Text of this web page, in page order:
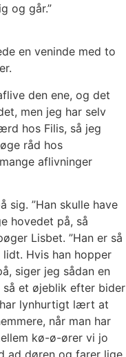
og går.”
en veninde med to
den ene, og det
men jeg har selv
hos Filis, så jeg
råd hos
aflivninger
sig. ”Han skulle have
hovedet på, så
Lisbet. ”Han er så
Hvis han hopper
siger jeg sådan en
så et øjeblik efter bider
har lynhurtigt lært at
når man har
kø-ø-ører vi jo